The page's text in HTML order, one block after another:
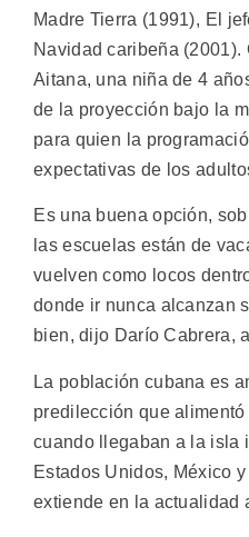
Madre Tierra (1991), El
Navidad caribeña (2001).
Aitana, una niña de 4
de la proyección bajo la
para quien la
expectativas de los
Es una buena opción,
las escuelas están de
vuelven como locos
donde ir nunca alcanzan
bien, dijo Darío Cabrera,
La población cubana es
predilección que
cuando llegaban a la isla
Estados Unidos, México
extiende en la actualidad